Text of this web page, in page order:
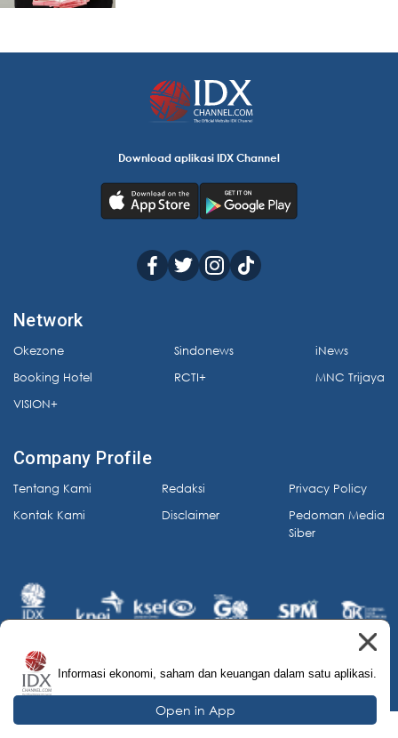
Download aplikasi IDX Channel
Network
Okezone
Booking Hotel
VISION+
Sindonews
RCTI+
iNews
MNC Trijaya
Company Profile
Tentang Kami
Kontak Kami
Redaksi
Disclaimer
Privacy Policy
Pedoman Media
Siber
© 2026 IDX Channel. All Rights Reserved.
Informasi ekonomi, saham dan keuangan dalam satu aplikasi.
Open in App